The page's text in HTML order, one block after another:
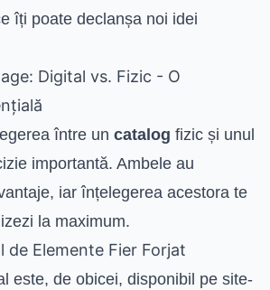
îți poate declanșa noi idei
Digital vs. Fizic - O
între un catalog fizic și unul
importantă. Ambele au
iar înțelegerea acestora te
la maximum.
de Elemente Fier Forjat
este, de obicei, disponibil pe site-